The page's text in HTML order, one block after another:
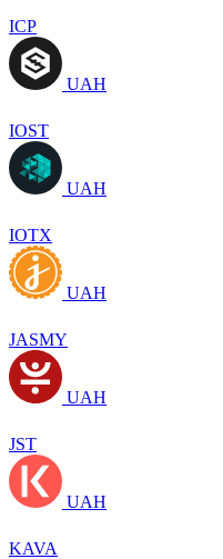
ICP
UAH
IOST
UAH
IOTX
UAH
JASMY
UAH
JST
UAH
KAVA